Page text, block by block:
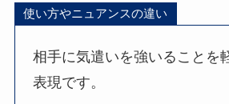
使い方やニュアンスの違い
相手に気遣いを強いることを
表現です。